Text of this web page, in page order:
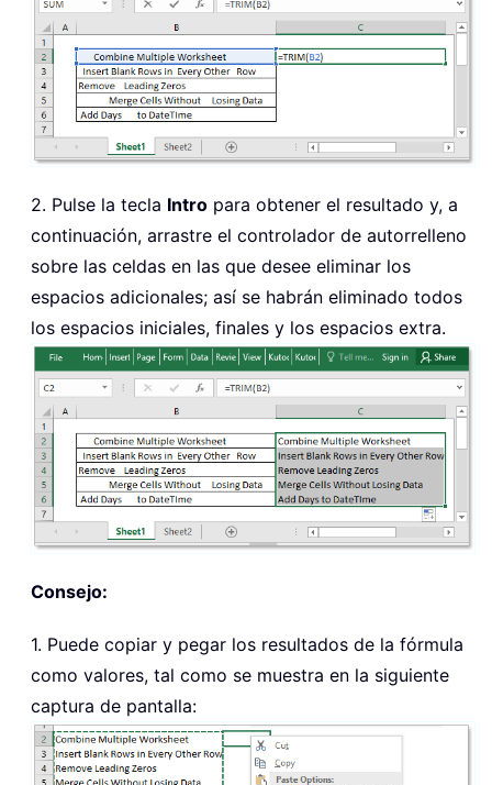
2. Pulse la tecla Intro para obtener el resultado y, a
continuación, arrastre el controlador de autorrelleno
sobre las celdas en las que desee eliminar los
espacios adicionales; así se habrán eliminado todos
los espacios iniciales, finales y los espacios extra.
Consejo:
1. Puede copiar y pegar los resultados de la fórmula
como valores, tal como se muestra en la siguiente
captura de pantalla: